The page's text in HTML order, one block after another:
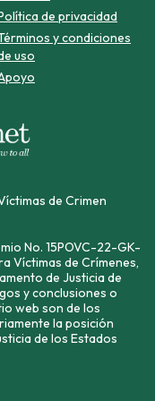
de privacidad
y condiciones
uso
de Crimen
No. 15POVC-22-GK-
Víctimas de Crímenes,
de Justicia de
y conclusiones o
web son de los
la posición
de los Estados